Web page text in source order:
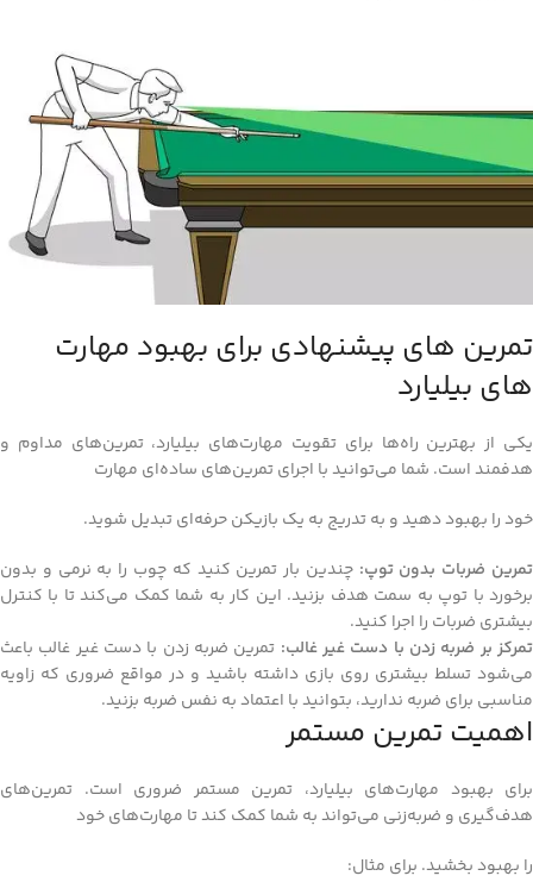
تمرین‌ های پیشنهادی برای بهبود مهارت‌
های بیلیارد
یکی از بهترین راه‌ها برای تقویت مهارت‌های بیلیارد، تمرین‌های مداوم و
هدفمند است. شما می‌توانید با اجرای تمرین‌های ساده‌ای مهارت
خود را بهبود دهید و به تدریج به یک بازیکن حرفه‌ای تبدیل شوید.
تمرین ضربات بدون توپ: چندین بار تمرین کنید که چوب را به نرمی و بدون
برخورد با توپ به سمت هدف بزنید. این کار به شما کمک می‌کند تا با کنترل
بیشتری ضربات را اجرا کنید.
تمرکز بر ضربه زدن با دست غیر غالب: تمرین ضربه زدن با دست غیر غالب باعث
می‌شود تسلط بیشتری روی بازی داشته باشید و در مواقع ضروری که زاویه
مناسبی برای ضربه ندارید، بتوانید با اعتماد به نفس ضربه بزنید.
اهمیت تمرین مستمر
برای بهبود مهارت‌های بیلیارد، تمرین مستمر ضروری است. تمرین‌های
هدف‌گیری و ضربه‌زنی می‌تواند به شما کمک کند تا مهارت‌های خود
را بهبود بخشید. برای مثال: